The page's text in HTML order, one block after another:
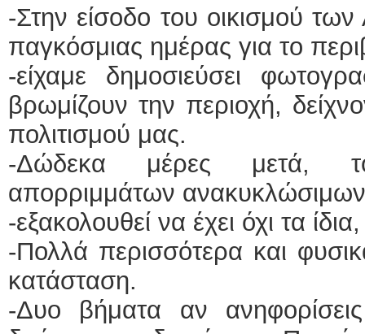
-Στην είσοδο του οικισμού
παγκόσμιας ημέρας για το
-είχαμε δημοσιεύσει
βρωμίζουν την περιοχή,
πολιτισμού μας.
-Δώδεκα μέρες μετά,
απορριμμάτων
-εξακολουθεί να έχει όχι τα
-Πολλά περισσότερα και
κατάσταση.
-Δυο βήματα αν
ΕΙΔΙΚΟΣ
Holter πίεσης
Δοκιμασία
υπέρηχος
Μυτιλήνη
Γέρα:Παπάδος
Φυσικοθεραπεύτρια
Σταυρουλάκη-
Πτυχιούχος
ΑΤΕΙ
Σύμβαση με
Ασκληπιού
Μυτιλήνη
τηλ. 22510-